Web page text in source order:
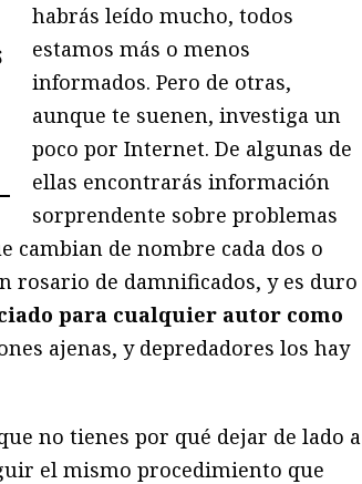
habrás leído mucho, todos
estamos más o menos
informados. Pero de otras,
aunque te suenen, investiga un
poco por Internet. De algunas de
ellas encontrarás información
sorprendente sobre problemas
cambian de nombre cada dos o
rosario de damnificados, y es duro
para cualquier autor como
ajenas, y depredadores los hay
no tienes por qué dejar de lado a
el mismo procedimiento que